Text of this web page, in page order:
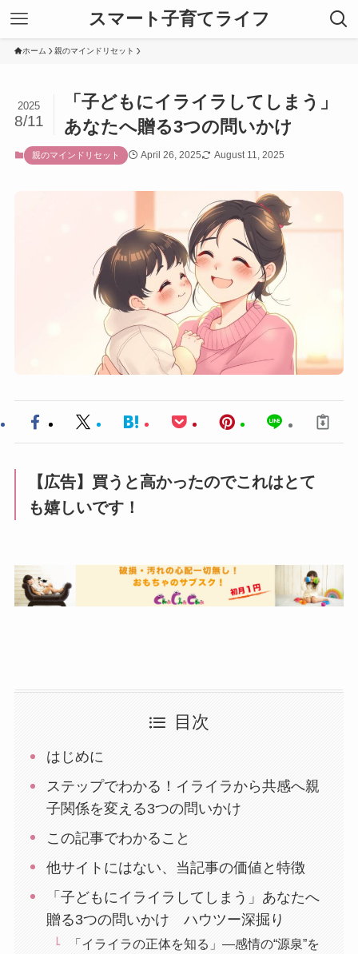
スマート子育てライフ
ホーム 親のマインドリセット
「子どもにイライラしてしまう」
あなたへ贈る3つの問いかけ
2025
8/11
親のマインドリセット April 26, 2025 August 11, 2025
【広告】買うと高かったのでこれはとて
も嬉しいです！
目次
はじめに
ステップでわかる！イライラから共感へ親
子関係を変える3つの問いかけ
この記事でわかること
他サイトにはない、当記事の価値と特徴
「子どもにイライラしてしまう」あなたへ
贈る3つの問いかけ ハウツー深掘り
「イライラの正体を知る」―感情の“源泉”を